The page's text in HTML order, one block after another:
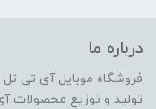
درباره ما